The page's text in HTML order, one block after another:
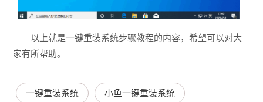
以上就是一键重装系统步骤教程的内容，希望可以对大
家有所帮助。
一键重装系统 小鱼一键重装系统